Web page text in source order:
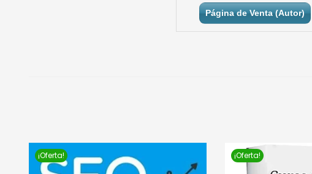
Página de Venta (Autor)
¡Oferta! ¡Oferta!